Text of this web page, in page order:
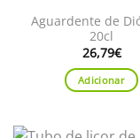
Aguardente de
20cl
26,79€
Adicionar